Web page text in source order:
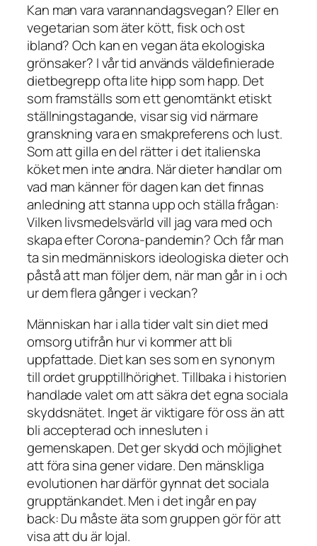
Kan man vara varannandagsvegan? Eller en
vegetarian som äter kött, fisk och ost
ibland? Och kan en vegan äta ekologiska
grönsaker? I vår tid används väldefinierade
dietbegrepp ofta lite hipp som happ. Det
som framställs som ett genomtänkt etiskt
ställningstagande, visar sig vid närmare
granskning vara en smakpreferens och lust.
Som att gilla en del rätter i det italienska
köket men inte andra. När dieter handlar om
vad man känner för dagen kan det finnas
anledning att stanna upp och ställa frågan:
Vilken livsmedelsvärld vill jag vara med och
skapa efter Corona-pandemin? Och får man
ta sin medmänniskors ideologiska dieter och
påstå att man följer dem, när man går in i och
ur dem flera gånger i veckan?
Människan har i alla tider valt sin diet med
omsorg utifrån hur vi kommer att bli
uppfattade. Diet kan ses som en synonym
till ordet grupptillhörighet. Tillbaka i historien
handlade valet om att säkra det egna sociala
skyddsnätet. Inget är viktigare för oss än att
bli accepterad och innesluten i
gemenskapen. Det ger skydd och möjlighet
att föra sina gener vidare. Den mänskliga
evolutionen har därför gynnat det sociala
grupptänkandet. Men i det ingår en pay
back: Du måste äta som gruppen gör för att
visa att du är lojal.